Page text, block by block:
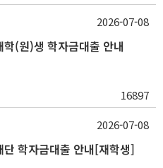
(원)생 학자금대출 안내
16897
2026-07-08
학자금대출 안내[재학생]
2026-07-08